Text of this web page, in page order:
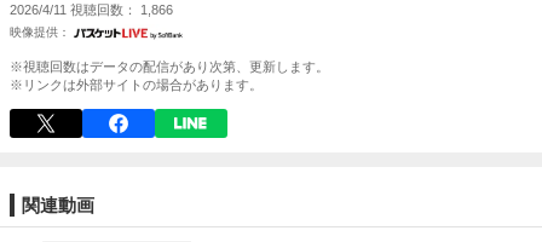
2026/4/11 視聴回数 1,866
※視聴回数はデータの配信があり次第、更新します。
※リンクは外部サイトの場合があります。
関連動画